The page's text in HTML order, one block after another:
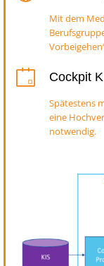
Mit dem
Cockpit
Spätestens
eine
notwendig.